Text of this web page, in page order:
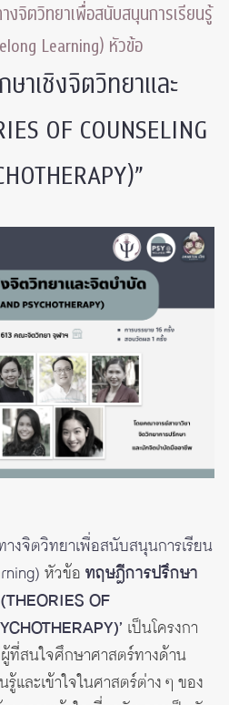
งจิตวิทยาเพื่อสนับสนุนการเรียนรู้
Learning) หัวข้อ
าเชิงจิตวิทยาและ
OF COUNSELING
างจิตวิทยาเพื่อสนับสนุนการเรียน
หัวข้อ ทฤษฎีการปรึกษา
OF
เป็นโครงกา
ที่สนใจศึกษาศาสตร์ทางด้าน
และเข้าใจในศาสตร์ต่าง ๆ ของ